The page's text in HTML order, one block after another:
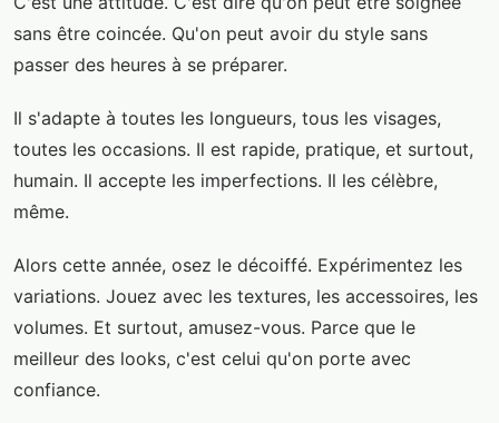
sans être coincée. Qu'on peut avoir du style sans
passer des heures à se préparer.
Il s'adapte à toutes les longueurs, tous les visages,
toutes les occasions. Il est rapide, pratique, et surtout,
humain. Il accepte les imperfections. Il les célèbre,
même.
Alors cette année, osez le décoiffé. Expérimentez les
variations. Jouez avec les textures, les accessoires, les
volumes. Et surtout, amusez-vous. Parce que le
meilleur des looks, c'est celui qu'on porte avec
confiance.